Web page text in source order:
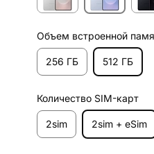
Объем встроенной
256 ГБ 512 ГБ
Количество SIM-карт
2sim 2sim + eSim